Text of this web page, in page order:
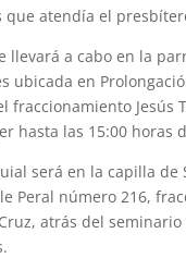
que atendía el
llevará a cabo en la
ubicada en
fraccionamiento Jesús
hasta las 15:00 horas
será en la capilla de
Peral número 216,
atrás del seminario